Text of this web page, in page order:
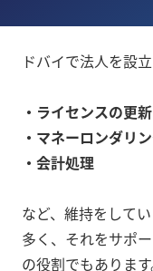
ドバイで法人を設
・ライセンスの更新
・マネーロンダリ
・会計処理
など、維持をして
多く、それをサポ
の役割でもあります